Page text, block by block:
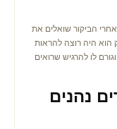
הביקור שואלים את
הוא היה רוצה להראות
לו להרגיש שרואים
נהנים